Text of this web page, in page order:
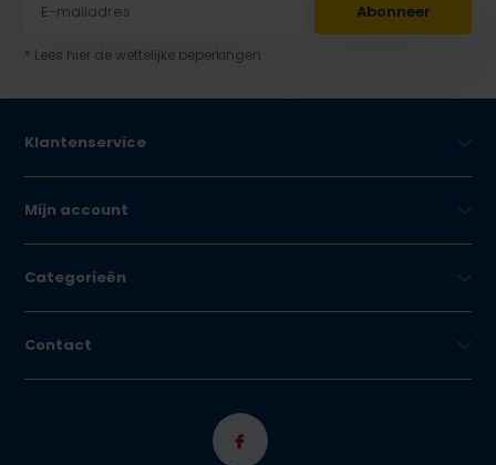
Abonneer
* Lees hier de wettelijke beperkingen
Klantenservice
Mijn account
Categorieën
Contact